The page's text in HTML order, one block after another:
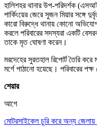
হালিশহর থানার উপ-পরিদর্শক
পার্কিংয়ের জেরে সুজন মিয়ার সঙ্গে
কারো বিরুদ্ধে থানায় কোনো
করলে পরিবারের সদস্যরা একটি
তাকে মৃত ঘোষণা করেন।
মরদেহের সুরতহাল রিপোর্ট তৈরি
মর্গে পাঠানো হয়েছে। পরিবারের
শেয়ার
আগে
মোটরসাইকেল চুরি করে অন্য জেলায়